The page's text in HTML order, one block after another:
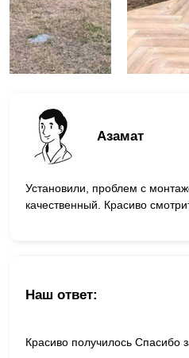
Азамат
Установили, проблем с
качественный. Красиво
Наш ответ:
Красиво получилось Спасибо